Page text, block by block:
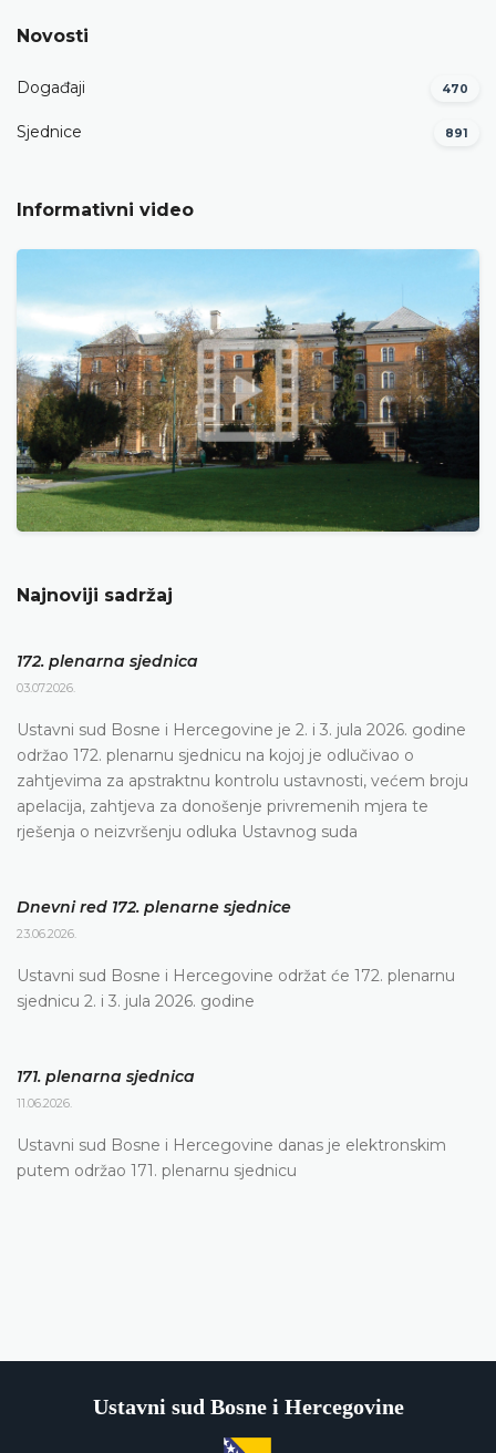
Novosti
Događaji 470
Sjednice 891
Informativni video
Najnoviji sadržaj
172. plenarna sjednica
03.07.2026.
Ustavni sud Bosne i Hercegovine je 2. i 3. jula 2026. godine
održao 172. plenarnu sjednicu na kojoj je odlučivao o
zahtjevima za apstraktnu kontrolu ustavnosti, većem broju
apelacija, zahtjeva za donošenje privremenih mjera te
rješenja o neizvršenju odluka Ustavnog suda
Dnevni red 172. plenarne sjednice
23.06.2026.
Ustavni sud Bosne i Hercegovine održat će 172. plenarnu
sjednicu 2. i 3. jula 2026. godine
171. plenarna sjednica
11.06.2026.
Ustavni sud Bosne i Hercegovine danas je elektronskim
putem održao 171. plenarnu sjednicu
Ustavni sud Bosne i Hercegovine